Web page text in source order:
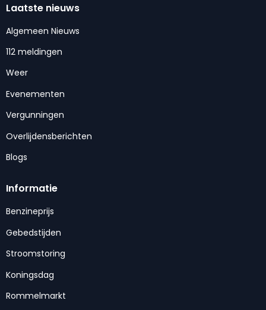
Laatste nieuws
Algemeen Nieuws
112 meldingen
Weer
Evenementen
Vergunningen
Overlijdensberichten
Blogs
Informatie
Benzineprijs
Gebedstijden
Stroomstoring
Koningsdag
Rommelmarkt